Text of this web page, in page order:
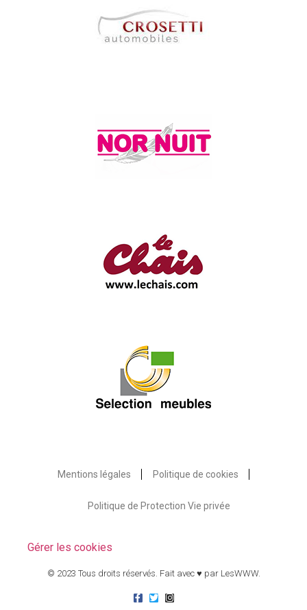
Mentions légales Politique de cookies
Politique de Protection Vie privée
Gérer les cookies
© 2023 Tous droits réservés. Fait avec ♥ par LesWWW.